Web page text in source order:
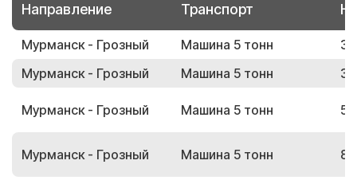
Направление Транспорт
Мурманск - Грозный Машина 5 тонн
Мурманск - Грозный
Машина 5 тонн
Мурманск - Грозный Машина 5 тонн
Мурманск - Грозный Машина 5 тонн